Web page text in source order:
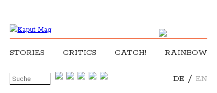
STORIES CRITICS CATCH! RAINBOW
DE / EN